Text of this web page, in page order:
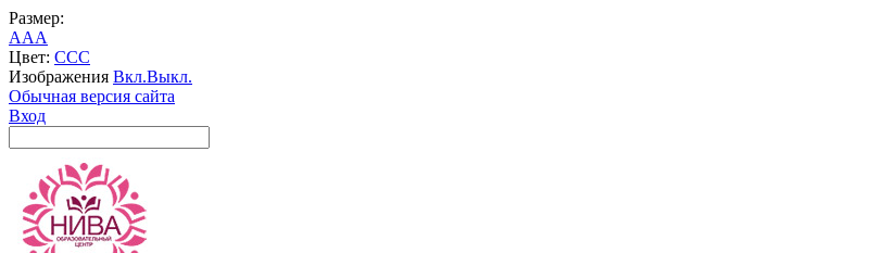
Размер:
AAA
Цвет: CCC
Изображения Вкл.Выкл.
Обычная версия сайта
Вход